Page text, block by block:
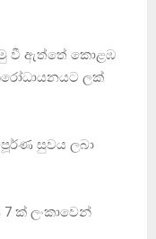
වී ඇත්තේ කොළඹ
ලක්
සුවය ලබා
ක් ලංකාවෙන්